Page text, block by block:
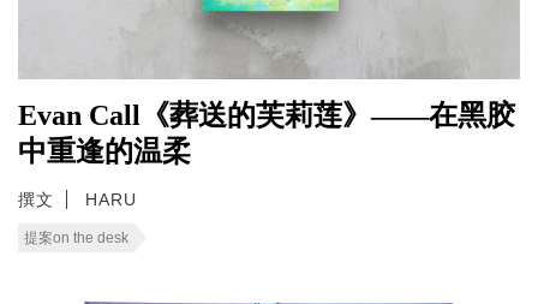
Evan Call《葬送的芙莉莲》——在黑胶
中重逢的温柔
撰文 HARU
提案on the desk